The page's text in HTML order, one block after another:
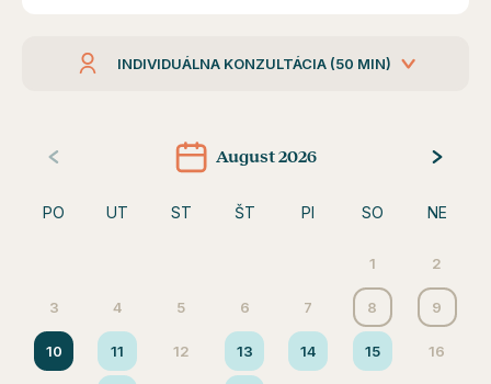
INDIVIDUÁLNA KONZULTÁCIA (50 MIN)
August 2026
PO UT ST ŠT PI SO NE
1 2
3 4 5 6 7 8 9
10 11 12 13 14 15 16